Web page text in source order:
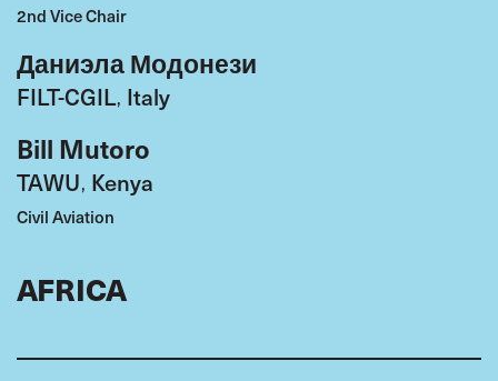
2nd Vice Chair
Даниэла Модонези
FILT-CGIL, Italy
Bill Mutoro
TAWU, Kenya
Civil Aviation
AFRICA
Ahmed Lamizana